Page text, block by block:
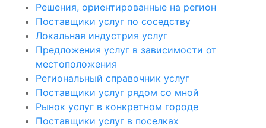
Решения, ориентированные на регион
Поставщики услуг по соседству
Локальная индустрия услуг
Предложения услуг в зависимости от
местоположения
Региональный справочник услуг
Поставщики услуг рядом со мной
Рынок услуг в конкретном городе
Поставщики услуг в поселках